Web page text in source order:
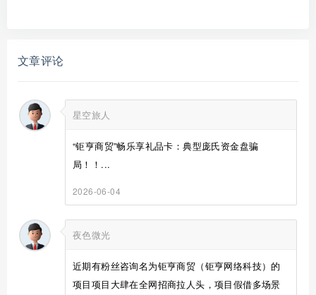
文章评论
星空旅人
“钜亨商贸”畅乐享礼品卡：典型庞氏资金盘骗
局！！...
2026-06-04
夜色微光
近期有粉丝咨询名为钜亨商贸（钜亨网络科技）的
项目项目大肆在全网招商拉人头，项目假借多场景